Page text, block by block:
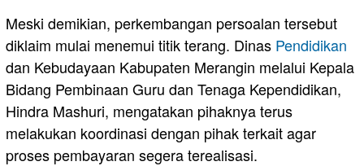
Meski demikian, perkembangan persoalan tersebut
diklaim mulai menemui titik terang. Dinas Pendidikan
dan Kebudayaan Kabupaten Merangin melalui Kepala
Bidang Pembinaan Guru dan Tenaga Kependidikan,
Hindra Mashuri, mengatakan pihaknya terus
melakukan koordinasi dengan pihak terkait agar
proses pembayaran segera terealisasi.